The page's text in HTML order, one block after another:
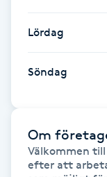
Gellack med
Gravidyoga
Lördag
Söndag
Om
Välkommen till
efter att